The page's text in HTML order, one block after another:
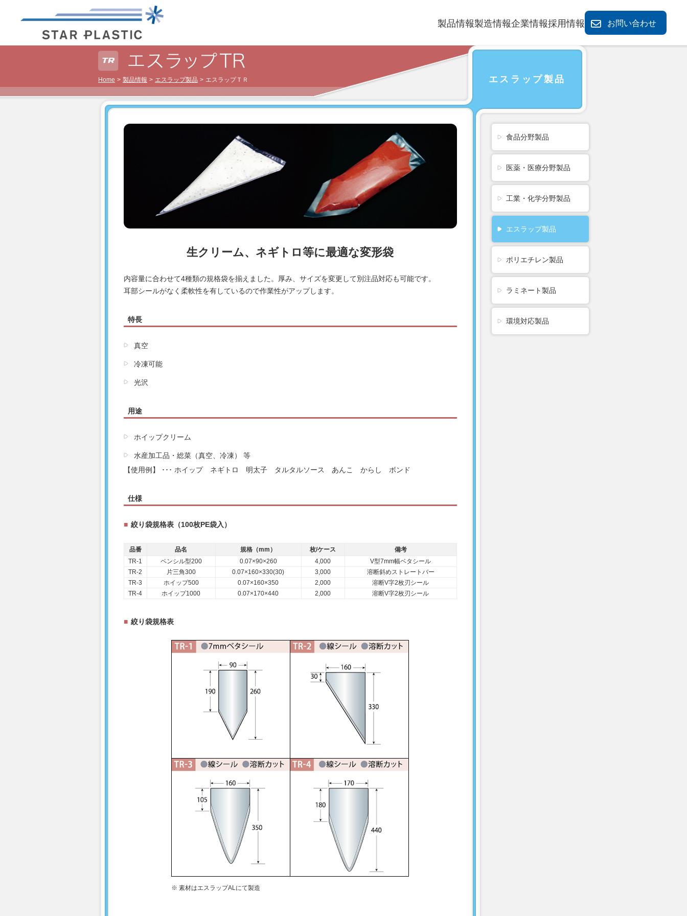
製品情報製造情報企業情報採用情報 お問い合わせ
Home 製品情報 エスラップ製品 エスラップＴＲ エスラップ製品
生クリーム、ネギトロ等に最適な変形袋
内容量に合わせて4種類の規格袋を揃えました。厚み、サイズを変更して別注品対応も可能です。
耳部シールがなく柔軟性を有しているので作業性がアップします。
特長
真空
冷凍可能
光沢
用途
ホイップクリーム
水産加工品・総菜（真空、冷凍） 等
【使用例】 ･･･ ホイップ ネギトロ 明太子 タルタルソース あんこ からし ボンド
仕様
絞り袋規格表（100枚PE袋入）
品番 品名 規格（mm） 枚/ケース
備考
TR-1
ペンシル型200 0.07×90×260 4,000
V型7mm幅ベタシール
TR-2
片三角300 0.07×160×330(30) 3,000
溶断斜めストレートバー
TR-3
ホイップ500 0.07×160×350 2,000
溶断V字2枚刃シール
TR-4
ホイップ1000 0.07×170×440 2,000 溶断V字2枚刃シール
絞り袋規格表
※ 素材はエスラップALにて製造
食品分野製品
医薬・医療分野製品
工業・化学分野製品
エスラップ製品
ポリエチレン製品
ラミネート製品
環境対応製品